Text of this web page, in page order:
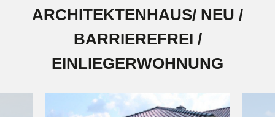
ARCHITEKTENHAUS/ NEU /
BARRIEREFREI /
EINLIEGERWOHNUNG